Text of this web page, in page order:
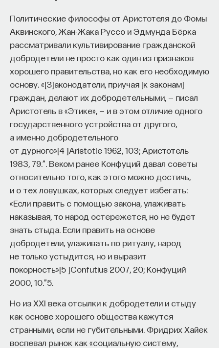
Политические философы от Аристотеля до Фомы
Аквинского, Жан-Жака Руссо и Эдмунда Бёрка
рассматривали культивирование гражданской
добродетели не просто как один из признаков
хорошего правительства, но как его необходимую
основу. «[З]аконодатели, приучая [к законам]
граждан, делают их добродетельными, — писал
Аристотель в «Этике», — и в этом отличие одного
государственного устройства от другого,
а именно добродетельного
от дурного»[4 ]Aristotle 1962, 103; Аристотель
1983, 79.” . Веком ранее Конфуций давал советы
относительно того, как этого можно достичь,
и о тех ловушках, которых следует избегать:
«Если править с помощью закона, улаживать
наказывая, то народ остережется, но не будет
знать стыда. Если править на основе
добродетели, улаживать по ритуалу, народ
не только устыдится, но и выразит
покорность»[5]Confutius 2007, 20; Конфуций
2000, 10.”5.
Но из XXI века отсылки к добродетели и стыду
как основе хорошего общества кажутся
странными, если не губительными. Фридрих Хайек
воспевал рынок как «социальную систему,